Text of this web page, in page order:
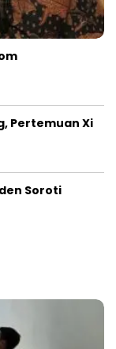
Pertemuan Xi
Soroti